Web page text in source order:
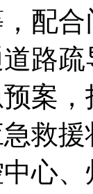
配
路
案
救
心